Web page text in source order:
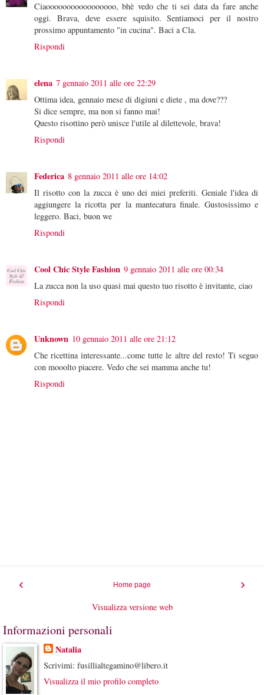
Ciaooooooooooooooooo, bhè vedo che ti sei data da fare anche
oggi. Brava, deve essere squisito. Sentiamoci per il nostro
prossimo appuntamento "in cucina". Baci a Cla.
Rispondi
elena 7 gennaio 2011 alle ore 22:29
Ottima idea, gennaio mese di digiuni e diete , ma dove???
Si dice sempre, ma non si fanno mai!
Questo risottino però unisce l'utile al dilettevole, brava!
Rispondi
Federica 8 gennaio 2011 alle ore 14:02
Il risotto con la zucca è uno dei miei preferiti. Geniale l'idea di
aggiungere la ricotta per la mantecatura finale. Gustosissimo e
leggero. Baci, buon we
Rispondi
Cool Chic Style Fashion 9 gennaio 2011 alle ore 00:34
La zucca non la uso quasi mai questo tuo risotto è invitante, ciao
Rispondi
Unknown 10 gennaio 2011 alle ore 21:12
Che ricettina interessante...come tutte le altre del resto! Ti seguo
con mooolto piacere. Vedo che sei mamma anche tu!
Rispondi
‹ ›
Home page
Visualizza versione web
Informazioni personali
Natalia
Scrivimi: fusillialtegamino@libero.it
Visualizza il mio profilo completo